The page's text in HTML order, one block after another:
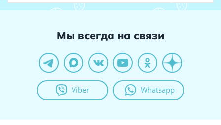
Мы всегда на связи
Viber Whatsapp